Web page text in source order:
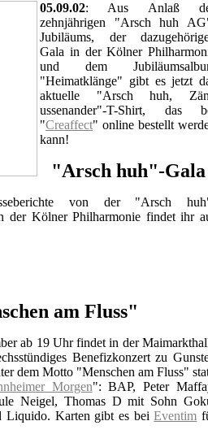
05.09.02: Aus Anlaß
zehnjährigen "Arsch huh
Jubiläums, der
Gala in der Kölner
und dem
"Heimatklänge" gibt es jetzt
aktuelle "Arsch huh,
ussenander"-T-Shirt, das
"Creaffect" online bestellt
kann!
"Arsch huh"-Gala
von der "Arsch
der Kölner Philharmonie findet ihr
am Fluss"
ab 19 Uhr findet in der
Benefizkonzert zu
dem Motto "Menschen am Fluss"
Morgen": BAP, Peter
Neigel, Thomas D mit Sohn
Liquido. Karten gibt es beiEventim